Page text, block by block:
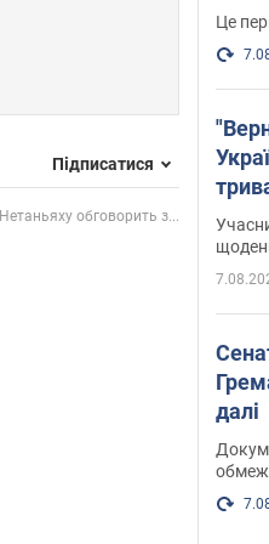
Підписатися
Нетаньяху обговорить з...
Це
далі